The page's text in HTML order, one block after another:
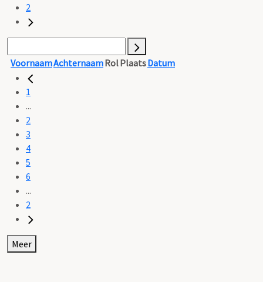
2
VoornaamAchternaamRolPlaatsDatum
1
...
2
3
4
5
6
...
2
Meer